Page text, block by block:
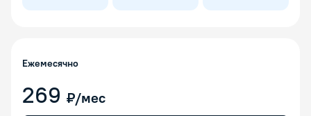
Ежемесячно
269 ₽/мес